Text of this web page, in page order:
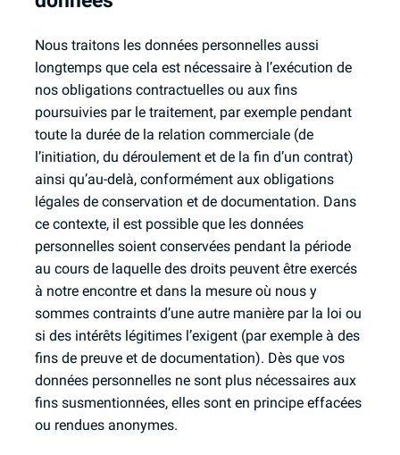
Nous traitons les données personnelles aussi
longtemps que cela est nécessaire à l’exécution de
nos obligations contractuelles ou aux fins
poursuivies par le traitement, par exemple pendant
toute la durée de la relation commerciale (de
l’initiation, du déroulement et de la fin d’un contrat)
ainsi qu’au-delà, conformément aux obligations
légales de conservation et de documentation. Dans
ce contexte, il est possible que les données
personnelles soient conservées pendant la période
au cours de laquelle des droits peuvent être exercés
à notre encontre et dans la mesure où nous y
sommes contraints d’une autre manière par la loi ou
si des intérêts légitimes l’exigent (par exemple à des
fins de preuve et de documentation). Dès que vos
données personnelles ne sont plus nécessaires aux
fins susmentionnées, elles sont en principe effacées
ou rendues anonymes.